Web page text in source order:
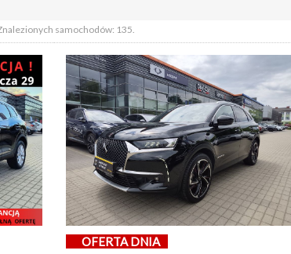
samochodów: 135.
OFERTA DNIA